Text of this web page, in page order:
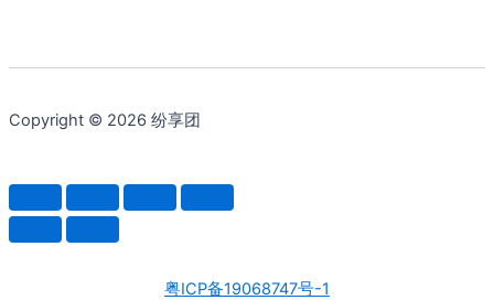
Copyright © 2026 纷享团
粤ICP备19068747号-1